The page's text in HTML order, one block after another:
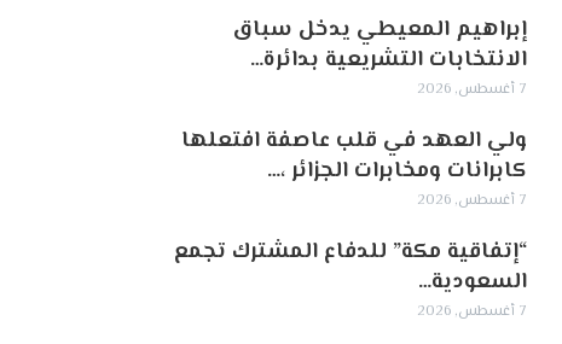
إبراهيم المعيطي يدخل سباق
الانتخابات التشريعية بدائرة…
7 أغسطس, 2026
ولي العهد في قلب عاصفة افتعلها
كابرانات ومخابرات الجزائر ،…
7 أغسطس, 2026
“إتفاقية مكة” للدفاع المشترك تجمع
السعودية…
7 أغسطس, 2026